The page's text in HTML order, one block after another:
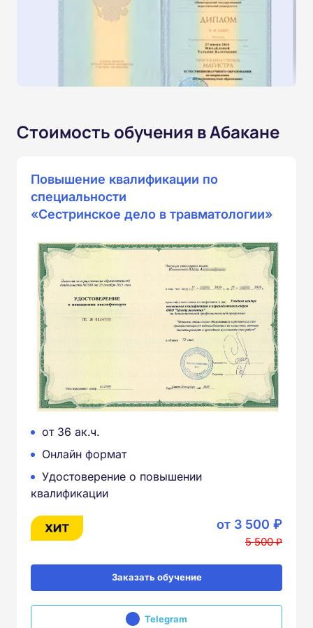
Стоимость обучения в Абакане
Повышение квалификации по
специальности
«Сестринское дело в травматологии»
от 36 ак.ч.
Онлайн формат
Удостоверение о повышении
квалификации
от 3 500 ₽
5 500 ₽
Заказать обучение
Telegram